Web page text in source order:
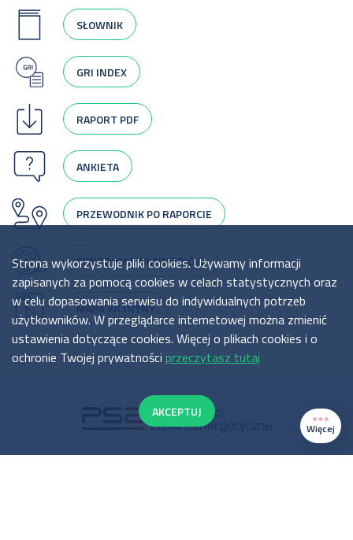
SŁOWNIK
GRI INDEX
RAPORT PDF
ANKIETA
PRZEWODNIK PO RAPORCIE
CENTRUM MULTIMEDIÓW
MAPA WITRYNY
Więcej
Strona wykorzystuje pliki cookies. Używamy informacji
zapisanych za pomocą cookies w celach statystycznych oraz
w celu dopasowania serwisu do indywidualnych potrzeb
użytkowników. W przeglądarce internetowej można zmienić
ustawienia dotyczące cookies. Więcej o plikach cookies i o
ochronie Twojej prywatności przeczytasz tutaj
AKCEPTUJ